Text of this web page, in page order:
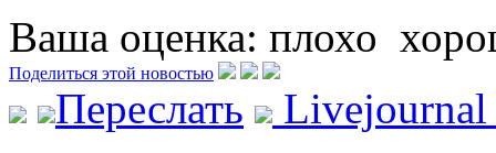
Ваша оценка: плохо
Поделиться этой новостью
Переслать